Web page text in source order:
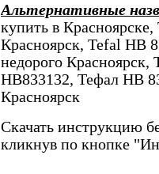
Альтернативные
купить в
Красноярск, Tefal HB
недорого
HB833132, Тефал HB
Красноярск
Скачать инструкцию
кликнув по кнопке